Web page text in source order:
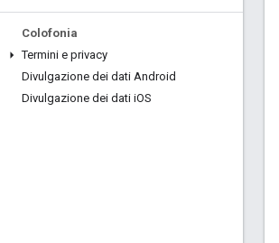
Colofonia
Termini e privacy
Divulgazione dei dati Android
Divulgazione dei dati iOS